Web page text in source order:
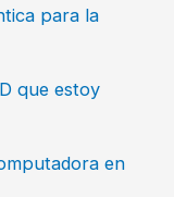
para la
que estoy
en